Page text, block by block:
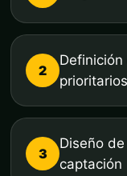
2
prioritarios
3
Diseño
captación